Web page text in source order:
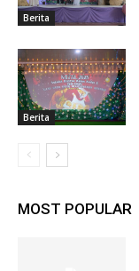
Berita
Berita
MOST POPULAR